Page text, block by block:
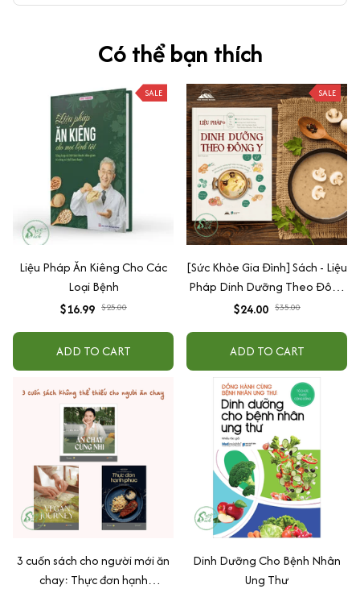
Có thể bạn thích
SALE
Liệu Pháp Ăn Kiêng Cho Các
Loại Bệnh
$16.99 $25.00
ADD TO CART
SALE
[Sức Khỏe Gia Đình] Sách - Liệu
Pháp Dinh Dưỡng Theo Đông
Y - Gần 60 Công Thức Thực
Gặp
$24.00 $35.00
ADD TO CART
3 cuốn sách cho người mới ăn
chay: Thực đơn hạnh
Dinh Dưỡng Cho Bệnh Nhân
Ung Thư